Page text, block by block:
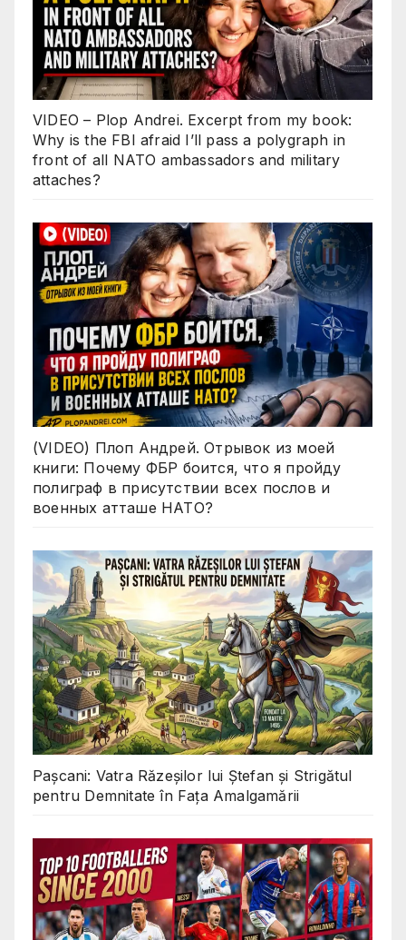
VIDEO – Plop Andrei. Excerpt from my book:
Why is the FBI afraid I’ll pass a polygraph in
front of all NATO ambassadors and military
attaches?
(VIDEO) Плоп Андрей. Отрывок из моей
книги: Почему ФБР боится, что я пройду
полиграф в присутствии всех послов и
военных атташе НАТО?
Pașcani: Vatra Răzeșilor lui Ștefan și Strigătul
pentru Demnitate în Fața Amalgamării